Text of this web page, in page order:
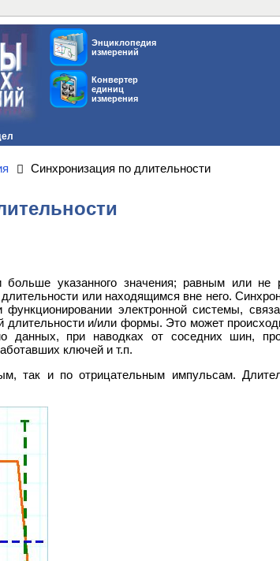
Энциклопедия
измерений
Конвертер
единиц
измерения
Синхронизация по длительности
указанного значения; равным или не
или находящимся вне него.
электронной системы,
длительности и/или формы. Это может
данных, при наводках от соседних шин,
ключей и т.п.
так и по отрицательным импульсам.